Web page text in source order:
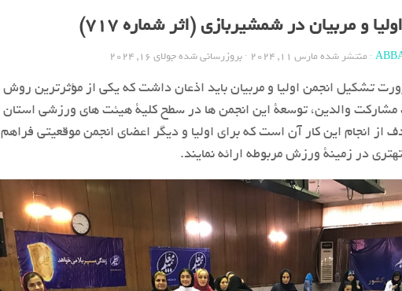
و مربیان در شمشیربازی (اثر شماره 717)
· منتشر شدهمارس 11, 2024 · بروزرسانی شدهجولای 16, 2024
تشکیل انجمن اولیا و مربیان باید اذعان داشت که یکی از مؤثرترین روش
والدین، توسعة این انجمن‏ ها در سطح کلیة هیئت های ورزشی استان
انجام این کار آن است که برای اولیا و دیگر اعضای انجمن موقعیتی فراهم
در زمینة ورزش مربوطه ارائه نمایند.